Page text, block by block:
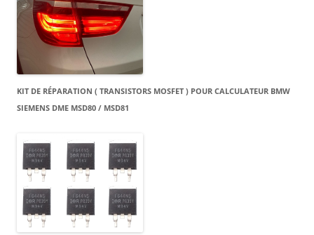
KIT DE RÉPARATION ( TRANSISTORS MOSFET ) POUR CALCULATEUR BMW
SIEMENS DME MSD80 / MSD81